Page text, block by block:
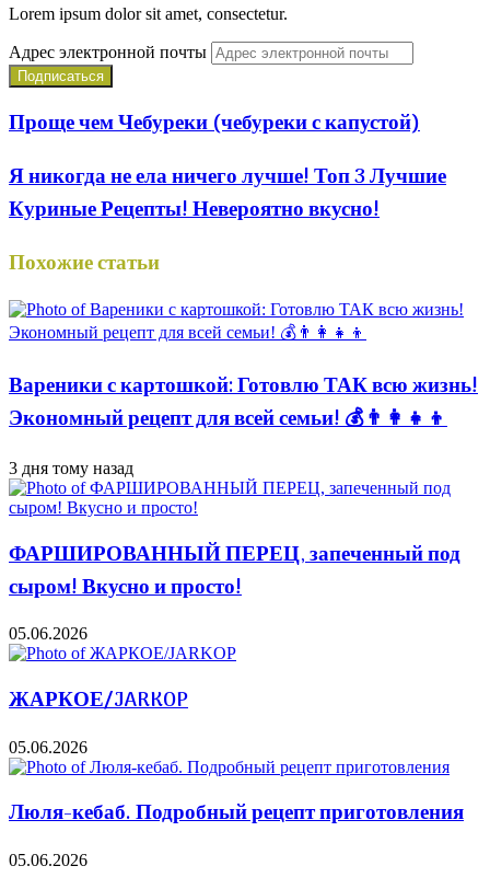
Lorem ipsum dolor sit amet, consectetur.
Адрес электронной почты
Проще чем Чебуреки (чебуреки с капустой)
Я никогда не ела ничего лучше! Топ 3 Лучшие
Куриные Рецепты! Невероятно вкусно!
Похожие статьи
Вареники с картошкой: Готовлю ТАК всю жизнь!
Экономный рецепт для всей семьи! 💰👨👩👧👦
3 дня тому назад
ФАРШИРОВАННЫЙ ПЕРЕЦ, запеченный под
сыром! Вкусно и просто!
05.06.2026
ЖАРКОЕ/JARKOP
05.06.2026
Люля-кебаб. Подробный рецепт приготовления
05.06.2026